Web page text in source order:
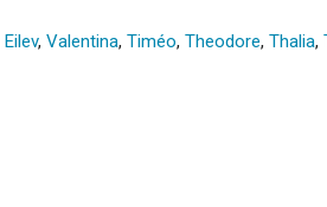
Eilev, Valentina, Timéo, Theodore, Thalia,